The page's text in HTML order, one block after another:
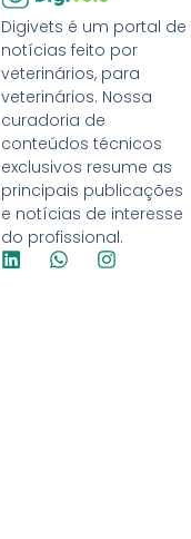
Digivets é um portal de
notícias feito por
veterinários, para
veterinários. Nossa
curadoria de
conteúdos técnicos
exclusivos resume as
principais publicações
e notícias de interesse
do profissional.